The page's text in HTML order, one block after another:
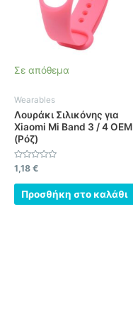
Σε απόθεμα
Wearables
Λουράκι Σιλικόνης για
Xiaomi Mi Band 3 / 4 OEM
(Ρόζ)
Βαθμολογήθηκε
με
0
από
1,18 €
Προσθήκη στο καλάθι